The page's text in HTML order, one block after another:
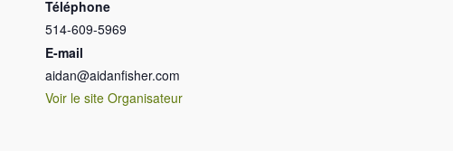
Téléphone
514-609-5969
E-mail
aidan@aidanfisher.com
Voir le site Organisateur